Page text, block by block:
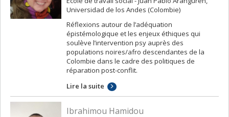
Universidad de los Andes (Colombie)
Réflexions autour de l’adéquation
épistémologique et les enjeux éthiques qui
soulève l’intervention psy auprès des
populations noires/afro descendantes de la
Colombie dans le cadre des politiques de
réparation post-conflit.
Lire la suite
Ibrahimou Hamidou